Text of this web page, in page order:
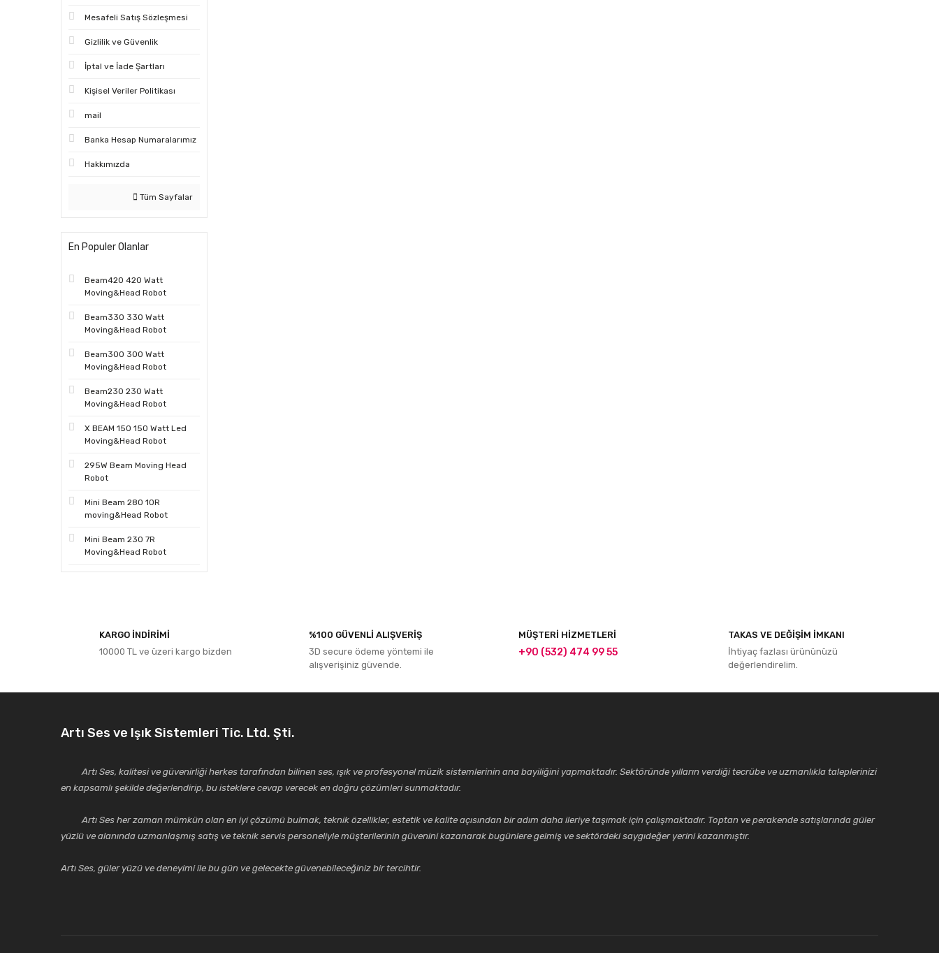
Mesafeli Satış Sözleşmesi
Gizlilik ve Güvenlik
İptal ve İade Şartları
Kişisel Veriler Politikası
mail
Banka Hesap Numaralarımız
Hakkımızda
Tüm Sayfalar
En Populer Olanlar
Beam420 420 Watt
Moving&Head Robot
Beam330 330 Watt
Moving&Head Robot
Beam300 300 Watt
Moving&Head Robot
Beam230 230 Watt
Moving&Head Robot
X BEAM 150 150 Watt Led
Moving&Head Robot
295W Beam Moving Head
Robot
Mini Beam 280 10R
moving&Head Robot
Mini Beam 230 7R
Moving&Head Robot
KARGO İNDİRİMİ
10000 TL ve üzeri kargo bizden
%100 GÜVENLİ ALIŞVERİŞ
3D secure ödeme yöntemi ile
alışverişiniz güvende.
MÜŞTERİ HİZMETLERİ
+90 (532) 474 99 55
TAKAS VE DEĞİŞİM İMKANI
İhtiyaç fazlası ürününüzü
değerlendirelim.
Artı Ses ve Işık Sistemleri Tic. Ltd. Şti.
Artı Ses, kalitesi ve güvenirliği herkes tarafından bilinen ses, ışık ve profesyonel müzik sistemlerinin ana bayiliğini yapmaktadır. Sektöründe yılların verdiği tecrübe ve uzmanlıkla taleplerinizi
en kapsamlı şekilde değerlendirip, bu isteklere cevap verecek en doğru çözümleri sunmaktadır.
Artı Ses her zaman mümkün olan en iyi çözümü bulmak, teknik özellikler, estetik ve kalite açısından bir adım daha ileriye taşımak için çalışmaktadır. Toptan ve perakende satışlarında güler
yüzlü ve alanında uzmanlaşmış satış ve teknik servis personeliyle müşterilerinin güvenini kazanarak bugünlere gelmiş ve sektördeki saygıdeğer yerini kazanmıştır.
Artı Ses, güler yüzü ve deneyimi ile bu gün ve gelecekte güvenebileceğiniz bir tercihtir.